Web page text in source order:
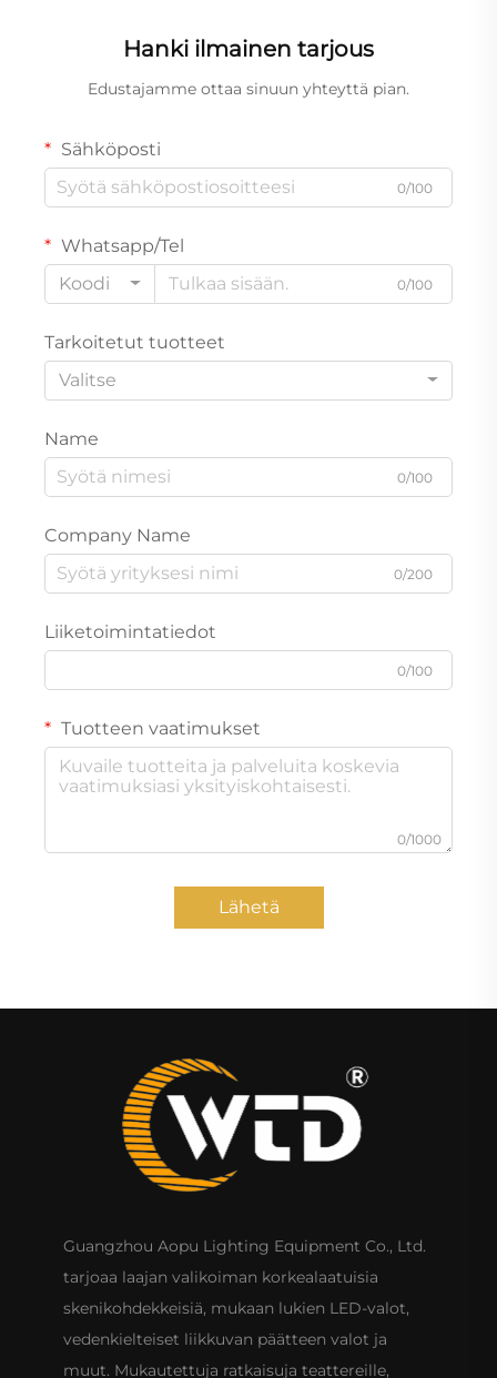
Hanki ilmainen tarjous
Edustajamme ottaa sinuun yhteyttä pian.
Sähköposti
0/100
Whatsapp/Tel
Koodi
0/100
Tarkoitetut tuotteet
Valitse
Name
0/100
Company Name
0/200
Liiketoimintatiedot
0/100
Tuotteen vaatimukset
0/1000
Lähetä
Guangzhou Aopu Lighting Equipment Co., Ltd.
tarjoaa laajan valikoiman korkealaatuisia
skenikohdekkeisiä, mukaan lukien LED-valot,
vedenkielteiset liikkuvan päätteen valot ja
muut. Mukautettuja ratkaisuja teattereille,